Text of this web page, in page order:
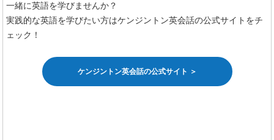
一緒に英語を学びませんか？
実践的な英語を学びたい方はケンジントン英会話の公式サイトをチ
ェック！
ケンジントン英会話の公式サイト ＞